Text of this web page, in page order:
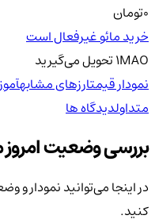
تومان
خرید مائو غیرفعال است
1MAOتحویلمی‌گیرید
نمودار قیمتارزهای مشابه
متداولدیدگاه ها
بررسی وضعیت امروز
در اینجا می‌توانید نمودار و
کنید.